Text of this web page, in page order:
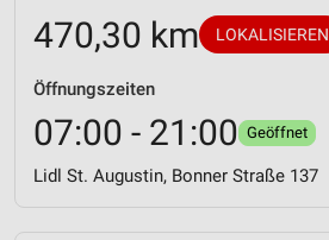
470,30 km LOKALISIEREN
Öffnungszeiten
07:00 - 21:00 Geöffnet
Lidl St. Augustin, Bonner Straße 137